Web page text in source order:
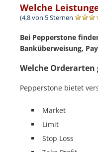
Welche
(4,8 von 5 Sternen
Bei Pepperstone
Banküberweisung,
Welche Orderarten
Pepperstone bietet
Market
Limit
Stop Loss